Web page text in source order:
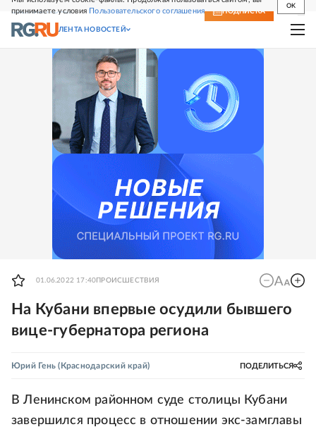
принимаете условия Пользовательского соглашения
OK
СВЕЖИЙ НОМЕР ПОДПИСКА
ЛЕНТА НОВОСТЕЙ
01.06.2022 17:40 ПРОИСШЕСТВИЯ
На Кубани впервые осудили бывшего
вице-губернатора региона
Юрий Гень (Краснодарский край) ПОДЕЛИТЬСЯ
В Ленинском районном суде столицы Кубани
завершился процесс в отношении экс-замглавы